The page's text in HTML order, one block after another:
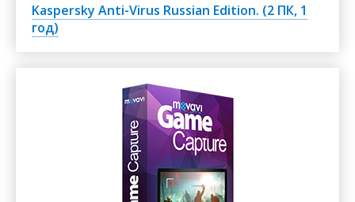
Kaspersky Anti-Virus Russian Edition. (2 ПК, 1
год)